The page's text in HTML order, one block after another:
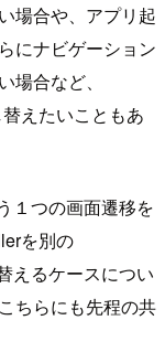
場合や、アプリ起
にナビゲーション
合など、
えたいこともあ
１つの画面遷移を
を別の
えるケースについ
ちらにも先程の共